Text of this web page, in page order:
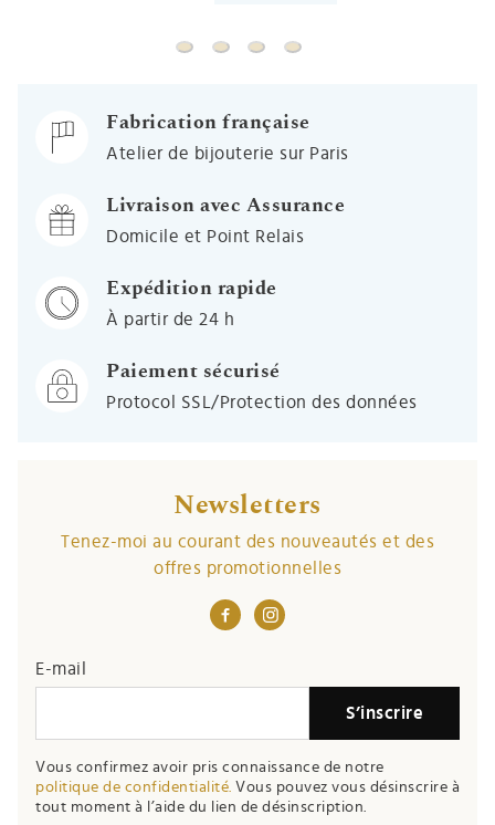
Fabrication française
Atelier de bijouterie sur Paris
Livraison avec Assurance
Domicile et Point Relais
Expédition rapide
À partir de 24 h
Paiement sécurisé
Protocol SSL/Protection des données
Newsletters
Tenez-moi au courant des nouveautés et des
offres promotionnelles
E-mail
S’inscrire
Vous confirmez avoir pris connaissance de notre
politique de confidentialité. Vous pouvez vous désinscrire à
tout moment à l’aide du lien de désinscription.